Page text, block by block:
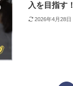
入を目指す！
2026年4月28日